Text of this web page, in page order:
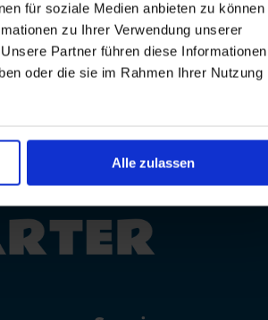
für soziale Medien anbieten zu können
zu Ihrer Verwendung unserer
Partner führen diese Informationen
oder die sie im Rahmen Ihrer Nutzung
Alle zulassen
7008822